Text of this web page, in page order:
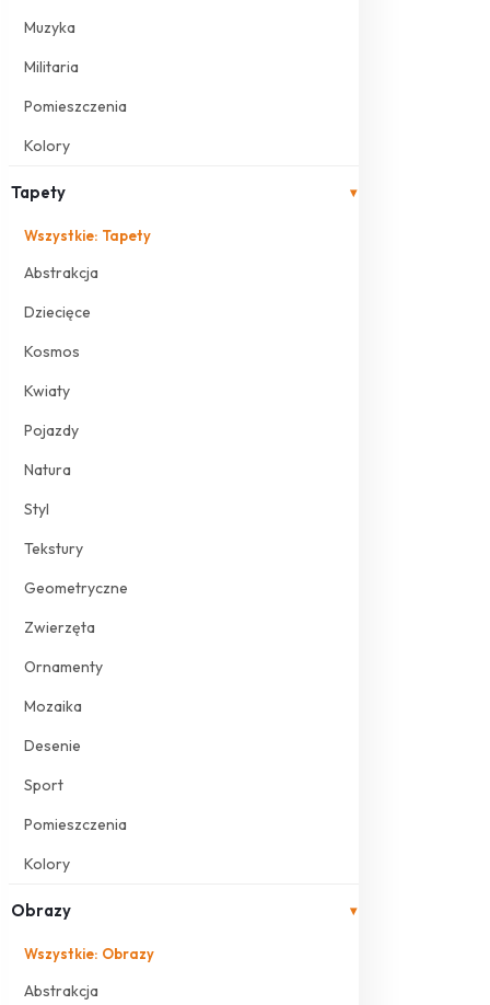
Muzyka
Militaria
Pomieszczenia
Kolory
Tapety ▾
Wszystkie: Tapety
Abstrakcja
Dziecięce
Kosmos
Kwiaty
Pojazdy
Natura
Styl
Tekstury
Geometryczne
Zwierzęta
Ornamenty
Mozaika
Desenie
Sport
Pomieszczenia
Kolory
Obrazy ▾
Wszystkie: Obrazy
Abstrakcja